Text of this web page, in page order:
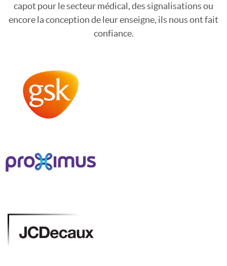
capot pour le secteur médical, des signalisations ou
encore la conception de leur enseigne, ils nous ont fait
confiance.